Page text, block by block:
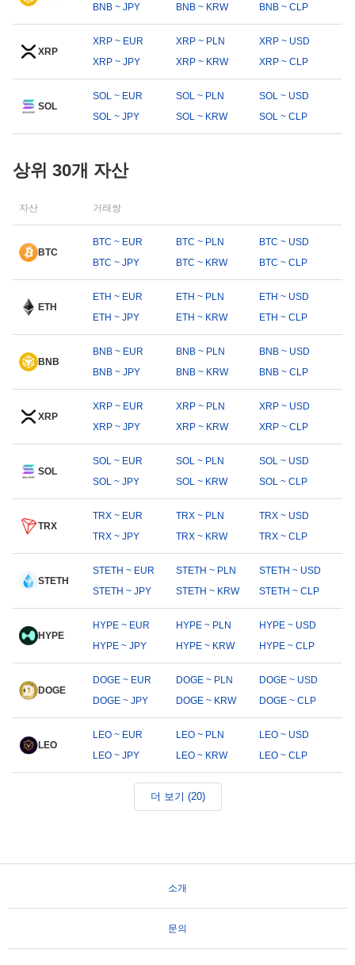
BNB ~ JPY
BNB ~ KRW BNB ~ CLP
XRP
XRP ~ EUR XRP ~ PLN
XRP ~ USD
XRP ~ JPY
XRP ~ KRW XRP ~ CLP
SOL
SOL ~ EUR SOL ~ PLN
SOL ~ USD
SOL ~ JPY
SOL ~ KRW SOL ~ CLP
상위 30개 자산
자산 거래쌍
BTC
BTC ~ EUR BTC ~ PLN
BTC ~ USD
BTC ~ JPY
BTC ~ KRW BTC ~ CLP
ETH
ETH ~ EUR ETH ~ PLN
ETH ~ USD
ETH ~ JPY
ETH ~ KRW ETH ~ CLP
BNB
BNB ~ EUR BNB ~ PLN
BNB ~ USD
BNB ~ JPY
BNB ~ KRW BNB ~ CLP
XRP
XRP ~ EUR XRP ~ PLN
XRP ~ USD
XRP ~ JPY
XRP ~ KRW XRP ~ CLP
SOL
SOL ~ EUR SOL ~ PLN
SOL ~ USD
SOL ~ JPY
SOL ~ KRW SOL ~ CLP
TRX
TRX ~ EUR TRX ~ PLN
TRX ~ USD
TRX ~ JPY
TRX ~ KRW TRX ~ CLP
STETH
STETH ~ EUR STETH ~ PLN
STETH ~ USD
STETH ~ JPY
STETH ~ KRW STETH ~ CLP
HYPE
HYPE ~ EUR HYPE ~ PLN
HYPE ~ USD
HYPE ~ JPY
HYPE ~ KRW HYPE ~ CLP
DOGE
DOGE ~ EUR DOGE ~ PLN
DOGE ~ USD
DOGE ~ JPY
DOGE ~ KRW DOGE ~ CLP
LEO
LEO ~ EUR LEO ~ PLN
LEO ~ USD
LEO ~ JPY
LEO ~ KRW LEO ~ CLP
더 보기 (20)
소개
문의